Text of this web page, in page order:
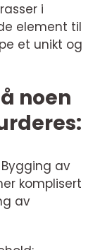
i
element til
et unikt og
noen
Bygging av
komplisert
av